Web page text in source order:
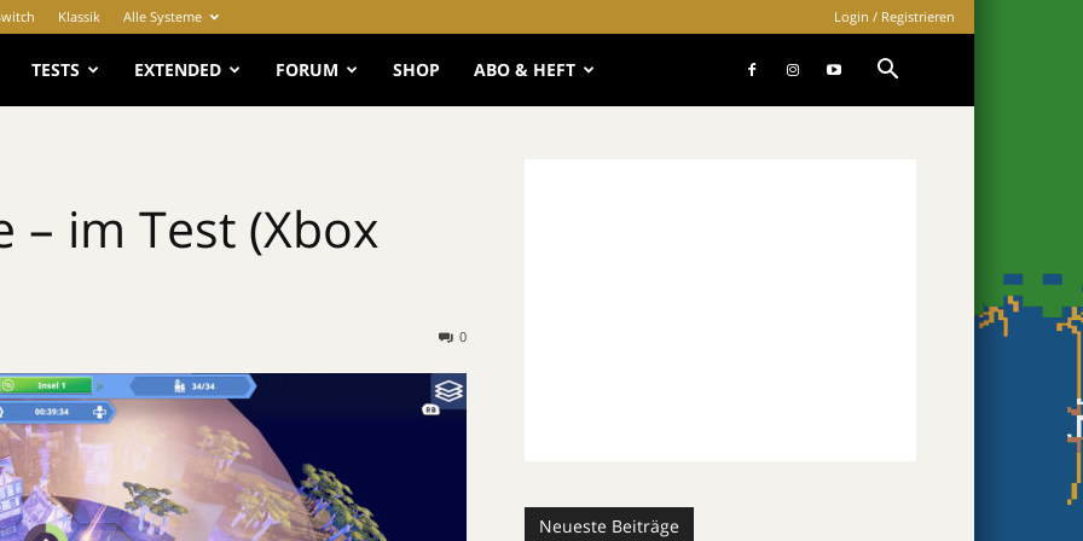
Klassik Alle Systeme Login / Registrieren
TESTS EXTENDED FORUM SHOP ABO & HEFT
– im Test (Xbox
0
Neueste Beiträge